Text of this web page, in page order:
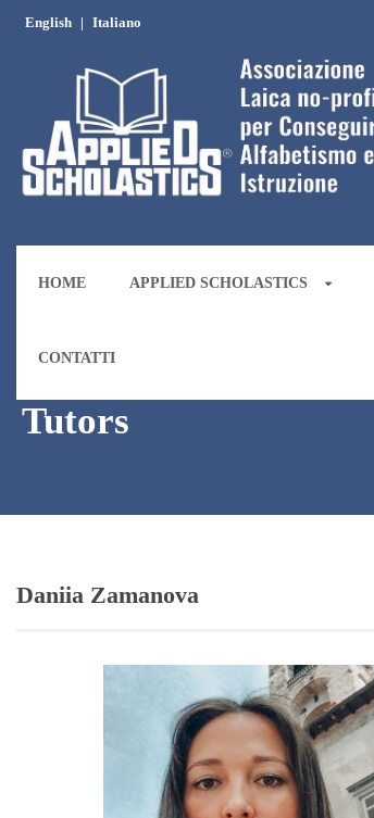
English | Italiano
HOME APPLIED SCHOLASTICS
CONTATTI
Tutors
Daniia Zamanova